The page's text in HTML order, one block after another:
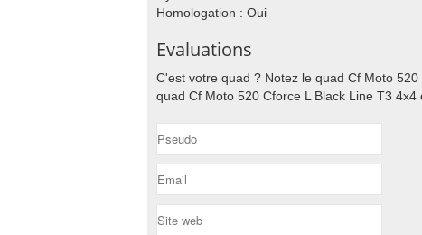
Homologation : Oui
Evaluations
C'est votre quad ? Notez le quad Cf Moto
quad Cf Moto 520 Cforce L Black Line T3